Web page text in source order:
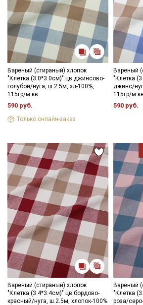
Вареный (стираный) хлопок
"Клетка (3.0*3.0см)" цв.джинсово-
голубой/нуга, ш.2.5м, хл-100%,
115гр/м.кв
590 руб.
Только онлайн-заказ
Вареный
"Клетка
джинс/
115гр/м.кв
590 руб.
Вареный (стираный) хлопок
"Клетка (3.4*3.4см)" цв.бордово-
красный/нуга, ш.2.5м, хлопок-100%
Вареный
"Клетка
роза/
Секретная рассылка от